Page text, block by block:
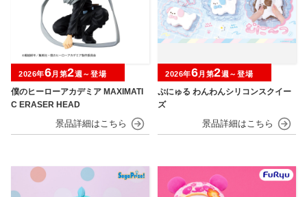
僕のヒーローアカデミア MAXIMATI
C ERASER HEAD
2026年6月第2週～登場
ぷにゅる わんわんシリコンスクイー
ズ
2026年6月第2週～登場